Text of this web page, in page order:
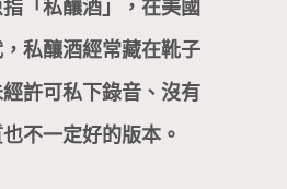
「私釀酒」，在美國
私釀酒經常藏在靴子
許可私下錄音、沒有
不一定好的版本。